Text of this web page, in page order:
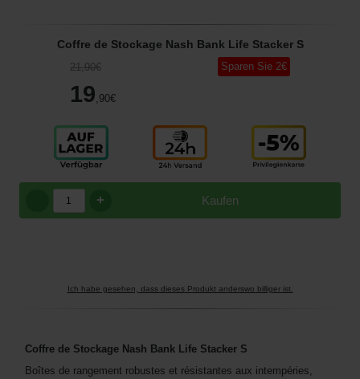
Coffre de Stockage Nash Bank Life Stacker S
21,90€
19 ,90€
Sparen Sie 2€
Kaufen
+
Ich habe gesehen, dass dieses Produkt anderswo billiger ist.
Coffre de Stockage Nash Bank Life Stacker S
Boîtes de rangement robustes et résistantes aux intempéries,